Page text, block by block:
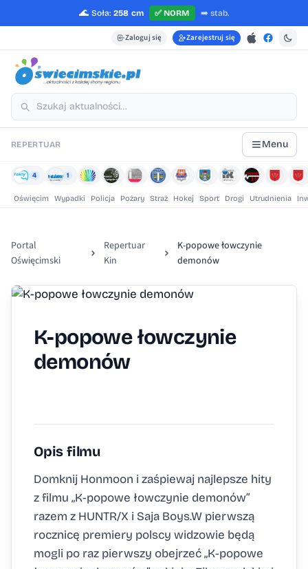
🌊 Soła: 258 cm ✅NORM ➡️ stab.
Zaloguj się Zarejestruj się
REPERTUAR Menu
4 1
Oświęcim Wypadki Policja Pożary Straż Hokej Sport Drogi Utrudnienia
Portal
Oświęcimski
Repertuar
Kin
K-popowe łowczynie
demonów
K-popowe łowczynie
demonów
Opis filmu
Domknij Honmoon i zaśpiewaj najlepsze hity
z filmu „K-popowe łowczynie demonów”
razem z HUNTR/X i Saja Boys.W pierwszą
rocznicę premiery polscy widzowie będą
mogli po raz pierwszy obejrzeć „K-popowe